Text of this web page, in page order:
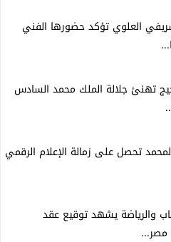
العلوي تؤكد حضورها الفني
تهنئ جلالة الملك محمد السادس
تحصل على زمالة الإعلام الرقمي
والرياضة يشهد توقيع عقد
مصر...